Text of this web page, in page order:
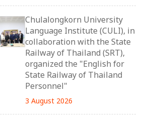
Chulalongkorn University
Language Institute (CULI), in
collaboration with the State
Railway of Thailand (SRT),
organized the "English for
State Railway of Thailand
Personnel"
3 August 2026